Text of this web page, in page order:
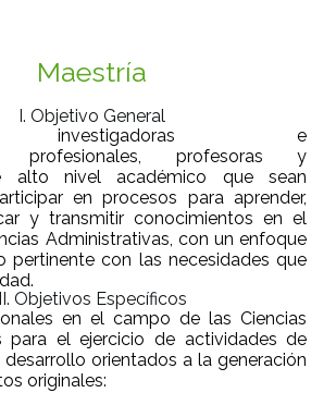
Maestría
I. Objetivo General
investigadoras e
profesionales, profesoras y
alto nivel académico que sean
en procesos para aprender,
y transmitir conocimientos en el
Administrativas, con un enfoque
pertinente con las necesidades que
II. Objetivos Específicos
en el campo de las Ciencias
para el ejercicio de actividades de
orientados a la generación
originales: